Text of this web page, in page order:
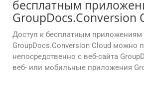
бесплатным
GroupDocs.Conversion
Доступ к бесплатным приложениям
GroupDocs.Conversion Cloud можно
непосредственно с веб-сайта
веб- или мобильные приложения